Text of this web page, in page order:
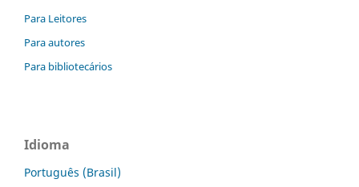
Para Leitores
Para autores
Para bibliotecários
Idioma
Português (Brasil)